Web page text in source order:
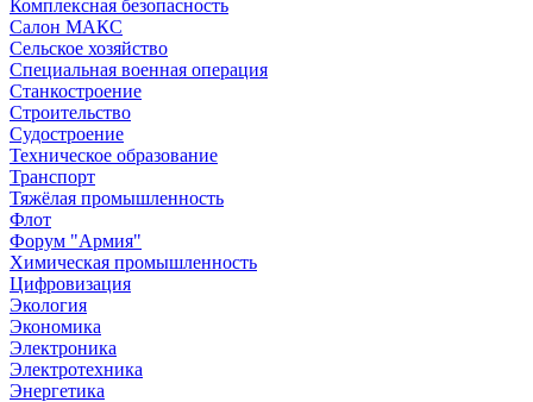
Комплексная безопасность
Салон МАКС
Сельское хозяйство
Специальная военная операция
Станкостроение
Строительство
Судостроение
Техническое образование
Транспорт
Тяжёлая промышленность
Флот
Форум "Армия"
Химическая промышленность
Цифровизация
Экология
Экономика
Электроника
Электротехника
Энергетика